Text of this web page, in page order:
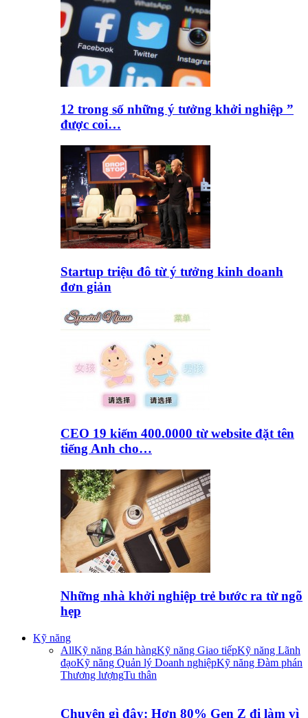
12 trong số những ý tưởng khởi nghiệp ”
được coi…
Startup triệu đô từ ý tưởng kinh doanh
đơn giản
CEO 19 kiếm 400.0000 từ website đặt tên
tiếng Anh cho…
Những nhà khởi nghiệp trẻ bước ra từ ngõ
hẹp
Kỹ năng
AllKỹ năng Bán hàngKỹ năng Giao tiếpKỹ năng Lãnh
đạoKỹ năng Quản lý Doanh nghiệpKỹ năng Đàm phán
Thương lượngTu thân
Chuyện gì đây: Hơn 80% Gen Z đi làm vì